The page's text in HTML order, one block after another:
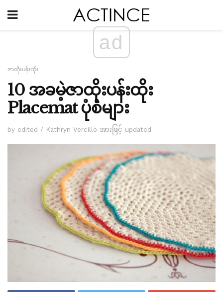
ad
ဇာထိုးပန်းထိုး
10 အခမဲ့ဇာထိုးပန်းထိုး
Placemat ပုံစံများ
by edited / Kathryn Vercillo အားဖြင့် updated